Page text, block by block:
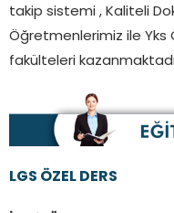
takip sistemi , Kaliteli
Öğretmenlerimiz ile Yks
fakülteleri
LGS ÖZEL DERS